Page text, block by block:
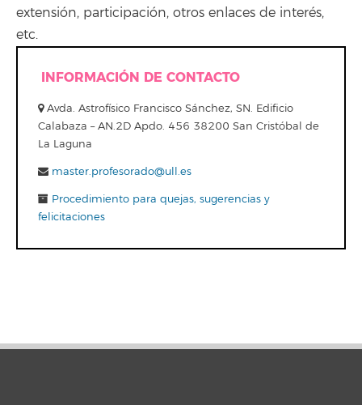
extensión, participación, otros enlaces de interés,
etc.
INFORMACIÓN DE CONTACTO
Avda. Astrofísico Francisco Sánchez, SN. Edificio
Calabaza – AN.2D Apdo. 456 38200 San Cristóbal de
La Laguna
master.profesorado@ull.es
Procedimiento para quejas, sugerencias y
felicitaciones